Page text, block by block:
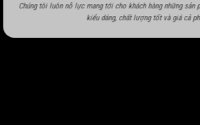
Chúng tôi luôn nỗ lực mang tới cho khách hàng những sản
kiểu dáng, chất lượng tốt và giá cả